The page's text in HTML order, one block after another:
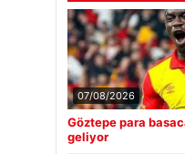
07/08/2026
Göztepe para
geliyor